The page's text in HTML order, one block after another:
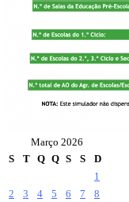
Março 2026
S
T Q Q S S
D
1
2
3 4 5 6 7
8